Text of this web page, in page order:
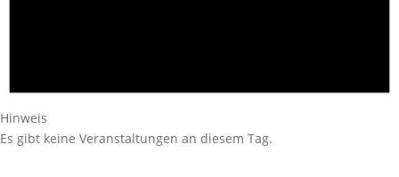
Hinweis
Es gibt keine Veranstaltungen an diesem Tag.